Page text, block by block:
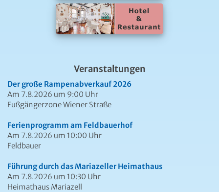
Veranstaltungen
Der große Rampenabverkauf 2026
Am 7.8.2026 um 9:00 Uhr
Fußgängerzone Wiener Straße
Ferienprogramm am Feldbauerhof
Am 7.8.2026 um 10:00 Uhr
Feldbauer
Führung durch das Mariazeller Heimathaus
Am 7.8.2026 um 10:30 Uhr
Heimathaus Mariazell